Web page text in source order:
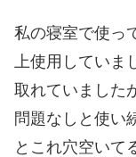
私の寝室で使っ
上使用してい
取れていました
問題なしと使い
とこれ穴空いて